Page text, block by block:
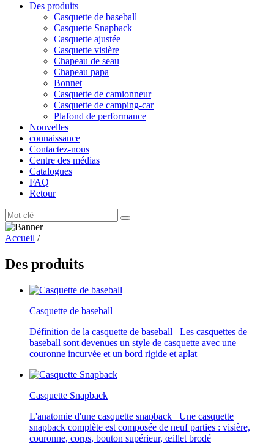
Des produits
Casquette de baseball
Casquette Snapback
Casquette ajustée
Casquette visière
Chapeau de seau
Chapeau papa
Bonnet
Casquette de camionneur
Casquette de camping-car
Plafond de performance
Nouvelles
connaissance
Contactez-nous
Centre des médias
Catalogues
FAQ
Retour
Accueil /
Des produits
Casquette de baseball
Définition de la casquette de baseball Les casquettes de
baseball sont devenues un style de casquette avec une
couronne incurvée et un bord rigide et aplat
Casquette Snapback
L'anatomie d'une casquette snapback Une casquette
snapback complète est composée de neuf parties : visière,
couronne, corps, bouton supérieur, œillet brodé